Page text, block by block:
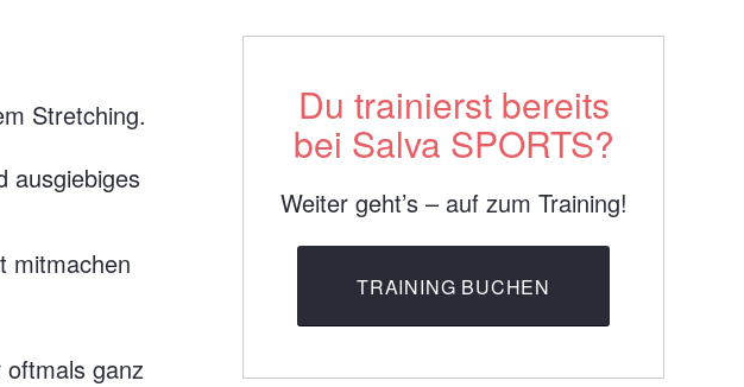
Stretching.
ausgiebiges
mitmachen
oftmals ganz
Du trainierst bereits
bei Salva SPORTS?
Weiter geht’s – auf zum Training!
TRAINING BUCHEN